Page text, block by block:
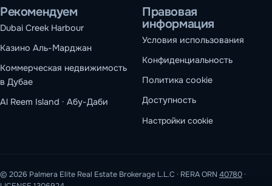
Рекомендуем
Dubai Creek Harbour
Казино Аль-Марджан
Коммерческая недвижимость
в Дубае
Al Reem Island · Абу-Даби
Правовая
информация
Условия использования
Конфиденциальность
Политика cookie
Доступность
Настройки cookie
© 2026 Palmera Elite Real Estate Brokerage L.L.C · RERA ORN40780 ·